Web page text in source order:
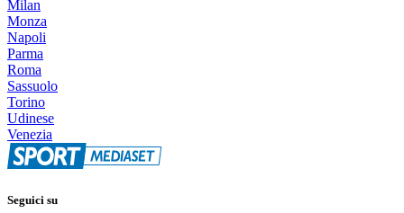
Milan
Monza
Napoli
Parma
Roma
Sassuolo
Torino
Udinese
Venezia
Seguici su